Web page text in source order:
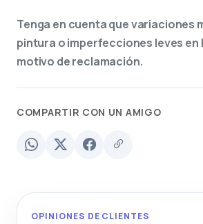
Tenga en cuenta que variaciones
pintura o imperfecciones leves en
motivo de reclamación.
COMPARTIR CON UN AMIGO
OPINIONES DE CLIENTES